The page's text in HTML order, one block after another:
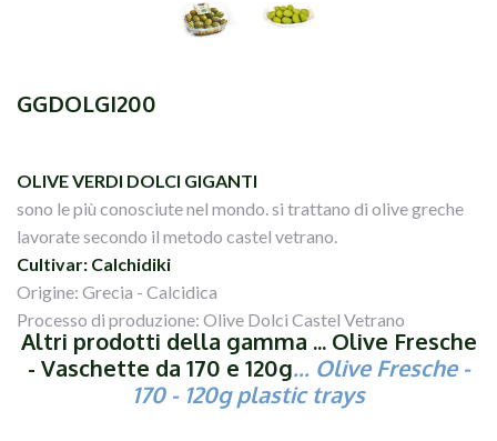
GGDOLGI200
OLIVE VERDI DOLCI GIGANTI
sono le più conosciute nel mondo. si trattano di olive greche
lavorate secondo il metodo castel vetrano.
Cultivar: Calchidiki
Origine: Grecia - Calcidica
Processo di produzione: Olive Dolci Castel Vetrano
Altri prodotti della gamma ... Olive Fresche
- Vaschette da 170 e 120g... Olive Fresche -
170 - 120g plastic trays